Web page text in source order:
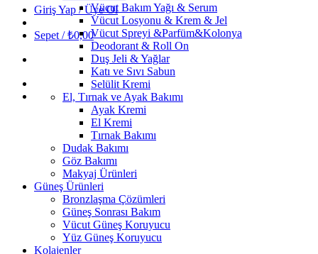
Giriş Yap / Üye Ol
Sepet /₺0,00
Vücut Bakım Yağı & Serum
Vücut Losyonu & Krem & Jel
Vücut Spreyi &Parfüm&Kolonya
Deodorant & Roll On
Duş Jeli & Yağlar
Katı ve Sıvı Sabun
Selülit Kremi
El, Tırnak ve Ayak Bakımı
Ayak Kremi
El Kremi
Tırnak Bakımı
Dudak Bakımı
Göz Bakımı
Makyaj Ürünleri
Güneş Ürünleri
Bronzlaşma Çözümleri
Güneş Sonrası Bakım
Vücut Güneş Koruyucu
Yüz Güneş Koruyucu
Kolajenler